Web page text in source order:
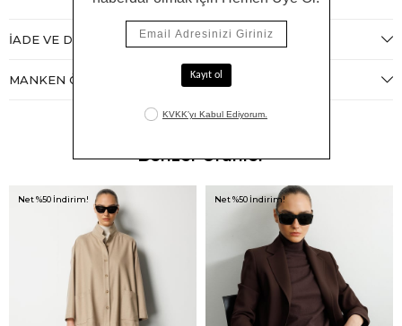
İADE VE DEĞIŞIM
MANKEN ÖLÇÜLERI
Benzer Ürünler
Net %50 İndirim! Net %50 İndirim!